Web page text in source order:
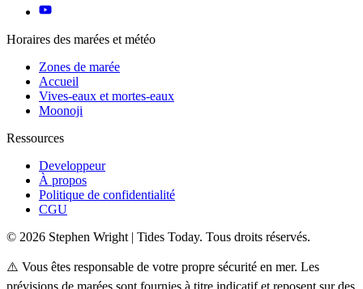
Horaires des marées et météo
Zones de marée
Accueil
Vives-eaux et mortes-eaux
Moonoji
Ressources
Developpeur
À propos
Politique de confidentialité
CGU
© 2026 Stephen Wright | Tides Today. Tous droits réservés.
⚠️ Vous êtes responsable de votre propre sécurité en mer. Les
prévisions de marées sont fournies à titre indicatif et reposent sur des